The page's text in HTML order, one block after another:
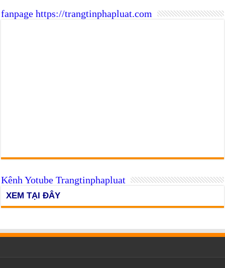
fanpage https://trangtinphapluat.com
Kênh Yotube Trangtinphapluat
XEM TẠI ĐÂY